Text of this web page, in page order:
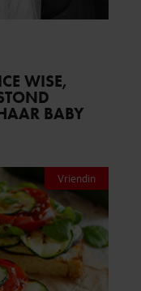
WISE,
BABY
Vriendin